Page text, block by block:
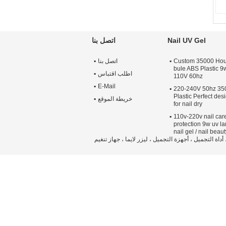
Nail UV Gel
Custom 35000
bule ABS Plastic
110V 60hz
220-240V 50hz
Plastic Perfect
for nail dry
110v-220v nail
protection 9w uv
nail gel / nail
اتصل بنا
اتصل بنا
اطلب اقتباس
E-Mail
خريطة الموقع
، جهاز تنظيف الوجه ، أفضل أجهزة العلاج بالضوء الأحمر 2021 ، جهاز مكركرنت ، أداة التجميل ، أجهزة التجميل ، ليزر لايما ، جهاز تنغيم